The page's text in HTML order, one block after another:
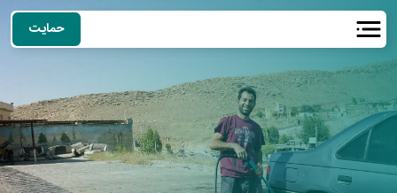
حمایت